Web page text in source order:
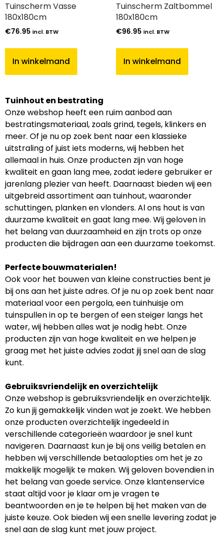
Tuinscherm Vasse
180x180cm
€76.95 incl. BTW
In winkelmand
Tuinscherm Zaltbommel
180x180cm
€96.95 incl. BTW
In winkelmand
Tuinhout en bestrating
Onze webshop heeft een ruim aanbod aan
bestratingsmateriaal, zoals grind, tegels, klinkers en
meer. Of je nu op zoek bent naar een klassieke
uitstraling of juist iets moderns, wij hebben het
allemaal in huis. Onze producten zijn van hoge
kwaliteit en gaan lang mee, zodat iedere gebruiker er
jarenlang plezier van heeft. Daarnaast bieden wij een
uitgebreid assortiment aan tuinhout, waaronder
schuttingen, planken en vlonders. Al ons hout is van
duurzame kwaliteit en gaat lang mee. Wij geloven in
het belang van duurzaamheid en zijn trots op onze
producten die bijdragen aan een duurzame toekomst.
Perfecte bouwmaterialen!
Ook voor het bouwen van kleine constructies bent je
bij ons aan het juiste adres. Of je nu op zoek bent naar
materiaal voor een pergola, een tuinhuisje om
tuinspullen in op te bergen of een steiger langs het
water, wij hebben alles wat je nodig hebt. Onze
producten zijn van hoge kwaliteit en we helpen je
graag met het juiste advies zodat jij snel aan de slag
kunt.
Gebruiksvriendelijk en overzichtelijk
Onze webshop is gebruiksvriendelijk en overzichtelijk.
Zo kun jij gemakkelijk vinden wat je zoekt. We hebben
onze producten overzichtelijk ingedeeld in
verschillende categorieën waardoor je snel kunt
navigeren. Daarnaast kun je bij ons veilig betalen en
hebben wij verschillende betaalopties om het je zo
makkelijk mogelijk te maken. Wij geloven bovendien in
het belang van goede service. Onze klantenservice
staat altijd voor je klaar om je vragen te
beantwoorden en je te helpen bij het maken van de
juiste keuze. Ook bieden wij een snelle levering zodat je
snel aan de slag kunt met jouw project.